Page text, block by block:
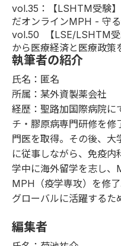
vol.35 ：【LSHTM受験
だオンラインMPH - 守
vol.50 【LSE/LSHTM
から医療経済と医療政策
執筆者の紹介
氏名：匿名
所属：某外資製薬会社
経歴：聖路加国際病院に
チ・膠原病専門研修を修
門医を取得。その後、
に従事しながら、免疫
学中に海外留学を志し
MPH（疫学専攻）を修
グローバルに活躍するた
編集者